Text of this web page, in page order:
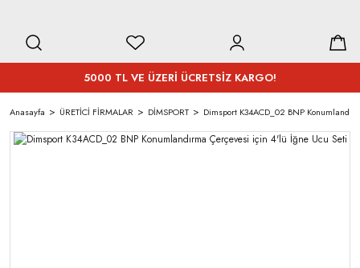
5000 TL VE ÜZERİ ÜCRETSİZ KARGO!
Anasayfa ÜRETİCİ FİRMALAR DİMSPORT Dimsport K34ACD_02 BNP